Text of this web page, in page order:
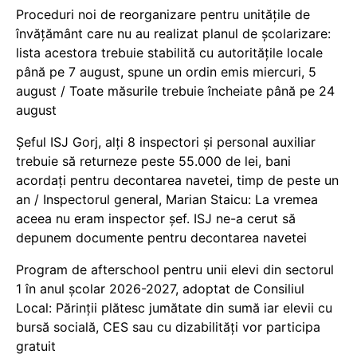
Proceduri noi de reorganizare pentru unitățile de
învățământ care nu au realizat planul de școlarizare:
lista acestora trebuie stabilită cu autoritățile locale
până pe 7 august, spune un ordin emis miercuri, 5
august / Toate măsurile trebuie încheiate până pe 24
august
Șeful ISJ Gorj, alți 8 inspectori și personal auxiliar
trebuie să returneze peste 55.000 de lei, bani
acordați pentru decontarea navetei, timp de peste un
an / Inspectorul general, Marian Staicu: La vremea
aceea nu eram inspector șef. ISJ ne-a cerut să
depunem documente pentru decontarea navetei
Program de afterschool pentru unii elevi din sectorul
1 în anul școlar 2026-2027, adoptat de Consiliul
Local: Părinții plătesc jumătate din sumă iar elevii cu
bursă socială, CES sau cu dizabilităţi vor participa
gratuit